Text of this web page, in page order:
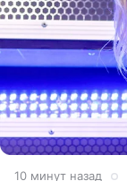
10 минут назад